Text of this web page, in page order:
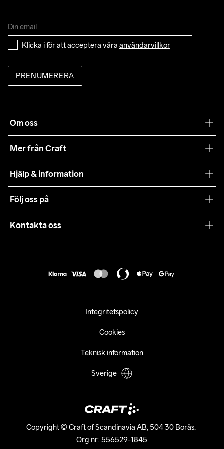
Klicka i för att acceptera våra användarvillkor
PRENUMERERA
Om oss
Mer från Craft
Teamwear
Hållbarhet
Samarbeten
Hjälp & information
Våra köpvillkor
Retur
Följ oss på
Kontakta oss
Copyright © Craft of Scandinavia AB, 504 30 Borås.
Org.nr: 556529-1845
Integritetspolicy
Cookies
Teknisk information
Sverige